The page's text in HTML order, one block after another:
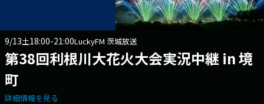
9/13土18:00-21:00LuckyFM 茨城放送
第38回利根川大花火大会実況中継 in 境
町
詳細情報を見る